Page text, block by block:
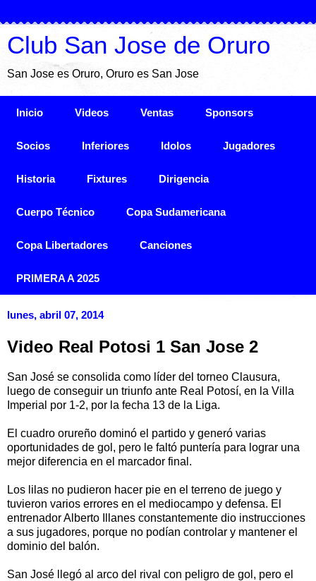
Club San Jose de Oruro
San Jose es Oruro, Oruro es San Jose
Inicio Videos Ventas Sponsors
Socios Inferiores Idolos Jugadores
Historia Fixtures Dirigencia
Cuerpo Técnico Copa Sudamericana
Copa Libertadores Canciones
PRIMERA A 2025
lunes, abril 07, 2014
Video Real Potosi 1 San Jose 2
San José se consolida como líder del torneo Clausura,
luego de conseguir un triunfo ante Real Potosí, en la Villa
Imperial por 1-2, por la fecha 13 de la Liga.
El cuadro orureño dominó el partido y generó varias
oportunidades de gol, pero le faltó puntería para lograr una
mejor diferencia en el marcador final.
Los lilas no pudieron hacer pie en el terreno de juego y
tuvieron varios errores en el mediocampo y defensa. El
entrenador Alberto Illanes constantemente dio instrucciones
a sus jugadores, porque no podían controlar y mantener el
dominio del balón.
San José llegó al arco del rival con peligro de gol, pero el